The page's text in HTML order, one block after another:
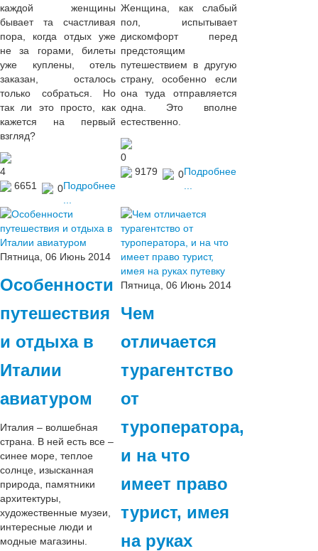
каждой женщины
бывает та счастливая
пора, когда отдых уже
не за горами, билеты
уже куплены, отель
заказан, осталось
только собраться. Но
так ли это просто, как
кажется на первый
взгляд?
4
6651
0Подробнее
Женщина, как слабый
пол, испытывает
дискомфорт перед
предстоящим
путешествием в другую
страну, особенно если
она туда отправляется
одна. Это вполне
естественно.
0
9179
0Подробнее
Пятница, 06 Июнь 2014
Особенности
путешествия
и отдыха в
Италии
авиатуром
Италия – волшебная
страна. В ней есть все –
синее море, теплое
солнце, изысканная
природа, памятники
архитектуры,
художественные музеи,
интересные люди и
модные магазины.
Пятница, 06 Июнь 2014
Чем
отличается
турагентство
от
туроператора,
и на что
имеет право
турист, имея
на руках